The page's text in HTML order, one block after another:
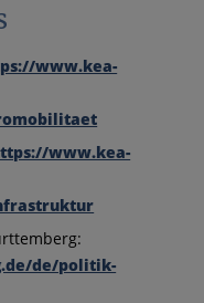
www.kea-
www.kea-
de/politik-